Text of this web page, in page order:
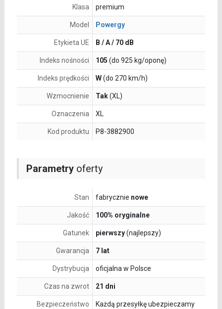
Parametryoferty
Stan fabrycznie nowe
Jakość 100% oryginalne
Gatunek pierwszy(najlepszy)
Gwarancja 7 lat
Dystrybucja oficjalna w Polsce
Czas na zwrot 21 dni
Bezpieczeństwo
Każdą przesyłkę ubezpieczamy
Klasa premium
Model Powergy
Etykieta UE B / A / 70 dB
Indeks nośności 105 (do 925 kg/oponę)
Indeks prędkości W(do 270 km/h)
Wzmocnienie Tak(XL)
Oznaczenia XL
Kod produktu P8-3882900